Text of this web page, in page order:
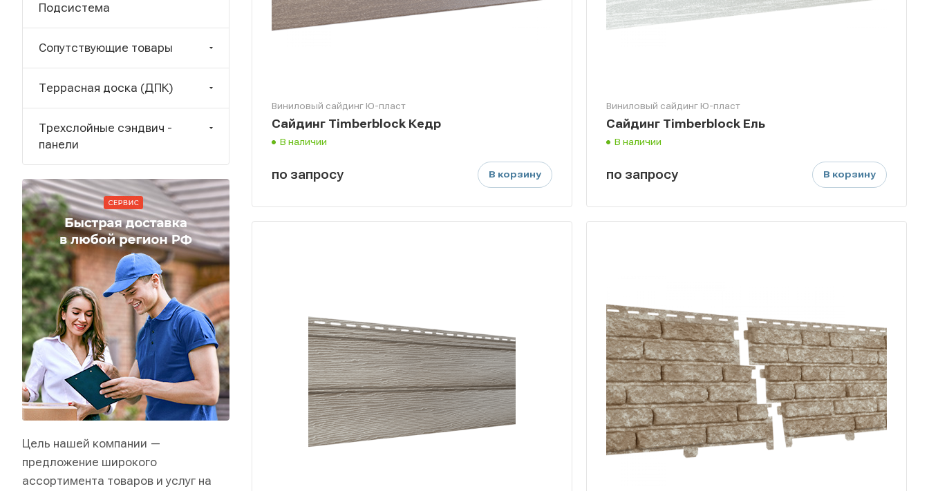
Виниловый сайдинг Ю-пласт
Сайдинг Timberblock Кедр
В наличии
по запросу В корзину
Виниловый сайдинг Ю-пласт
Сайдинг Timberblock Ель
В наличии
по запросу В корзину
Подсистема
Сопутствующие товары
Террасная доска (ДПК)
Трехслойные сэндвич -
панели
Цель нашей компании —
предложение широкого
ассортимента товаров и услуг на